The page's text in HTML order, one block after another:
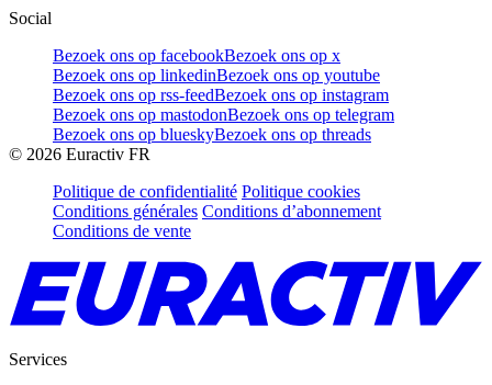
Social
Bezoek ons op facebookBezoek ons op x
Bezoek ons op linkedinBezoek ons op youtube
Bezoek ons op rss-feedBezoek ons op instagram
Bezoek ons op mastodonBezoek ons op telegram
Bezoek ons op blueskyBezoek ons op threads
© 2026 Euractiv FR
Politique de confidentialité Politique cookies
Conditions générales Conditions d’abonnement
Conditions de vente
Services